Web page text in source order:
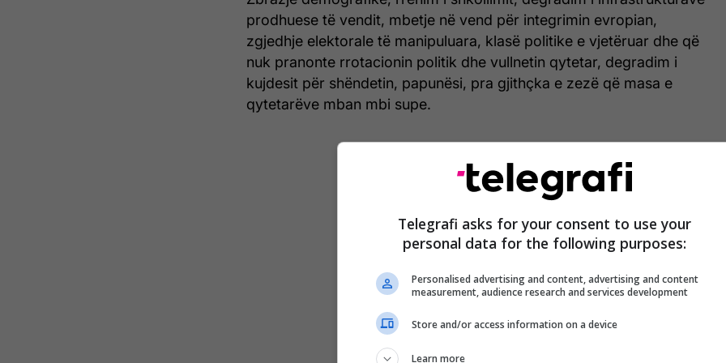
prodhuese të vendit, mbetje në vend për integrimin evropian,
zgjedhje elektorale të manipuluara, klasë politike e vjetëruar dhe që
nuk pranonte rrotacionin politik dhe vullnetin qytetar, degradim i
kujdesit për shëndetin, papunësi, pra gjithçka e zezë që masa e
qytetarëve mban mbi supe.
Telegrafi asks for your consent to use your
personal data for the following purposes:
Personalised advertising and content, advertising and content
measurement, audience research and services development
Store and/or access information on a device
Learn more